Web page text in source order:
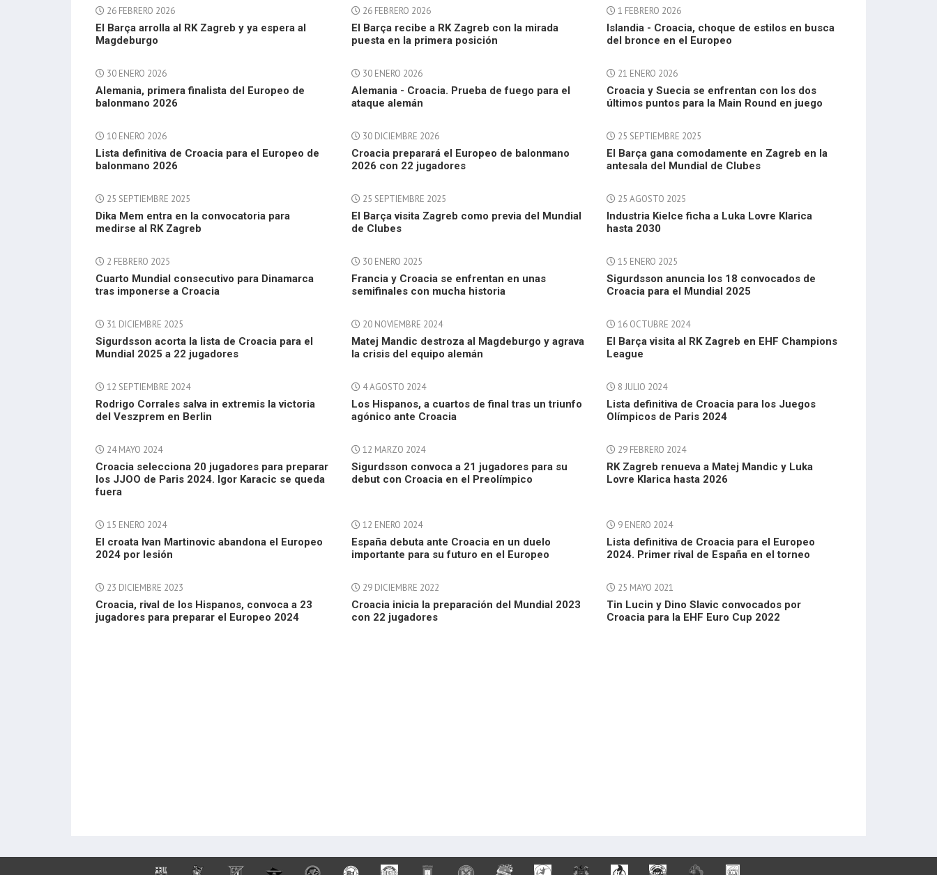
26 FEBRERO 2026
El Barça arrolla al RK Zagreb y ya espera al
Magdeburgo
26 FEBRERO 2026
El Barça recibe a RK Zagreb con la mirada
puesta en la primera posición
1 FEBRERO 2026
Islandia - Croacia, choque de estilos en busca
del bronce en el Europeo
30 ENERO 2026
Alemania, primera finalista del Europeo de
balonmano 2026
30 ENERO 2026
Alemania - Croacia. Prueba de fuego para el
ataque alemán
21 ENERO 2026
Croacia y Suecia se enfrentan con los dos
últimos puntos para la Main Round en juego
10 ENERO 2026
Lista definitiva de Croacia para el Europeo de
balonmano 2026
30 DICIEMBRE 2026
Croacia preparará el Europeo de balonmano
2026 con 22 jugadores
25 SEPTIEMBRE 2025
El Barça gana comodamente en Zagreb en la
antesala del Mundial de Clubes
25 SEPTIEMBRE 2025
Dika Mem entra en la convocatoria para
medirse al RK Zagreb
25 SEPTIEMBRE 2025
El Barça visita Zagreb como previa del Mundial
de Clubes
25 AGOSTO 2025
Industria Kielce ficha a Luka Lovre Klarica
hasta 2030
2 FEBRERO 2025
Cuarto Mundial consecutivo para Dinamarca
tras imponerse a Croacia
30 ENERO 2025
Francia y Croacia se enfrentan en unas
semifinales con mucha historia
15 ENERO 2025
Sigurdsson anuncia los 18 convocados de
Croacia para el Mundial 2025
31 DICIEMBRE 2025
Sigurdsson acorta la lista de Croacia para el
Mundial 2025 a 22 jugadores
20 NOVIEMBRE 2024
Matej Mandic destroza al Magdeburgo y agrava
la crisis del equipo alemán
16 OCTUBRE 2024
El Barça visita al RK Zagreb en EHF Champions
League
12 SEPTIEMBRE 2024
Rodrigo Corrales salva in extremis la victoria
del Veszprem en Berlin
4 AGOSTO 2024
Los Hispanos, a cuartos de final tras un triunfo
agónico ante Croacia
8 JULIO 2024
Lista definitiva de Croacia para los Juegos
Olímpicos de Paris 2024
24 MAYO 2024
Croacia selecciona 20 jugadores para preparar
los JJOO de Paris 2024. Igor Karacic se queda
fuera
12 MARZO 2024
Sigurdsson convoca a 21 jugadores para su
debut con Croacia en el Preolímpico
29 FEBRERO 2024
RK Zagreb renueva a Matej Mandic y Luka
Lovre Klarica hasta 2026
15 ENERO 2024
El croata Ivan Martinovic abandona el Europeo
2024 por lesión
12 ENERO 2024
España debuta ante Croacia en un duelo
importante para su futuro en el Europeo
9 ENERO 2024
Lista definitiva de Croacia para el Europeo
2024. Primer rival de España en el torneo
23 DICIEMBRE 2023
Croacia, rival de los Hispanos, convoca a 23
jugadores para preparar el Europeo 2024
29 DICIEMBRE 2022
Croacia inicia la preparación del Mundial 2023
con 22 jugadores
25 MAYO 2021
Tin Lucin y Dino Slavic convocados por
Croacia para la EHF Euro Cup 2022